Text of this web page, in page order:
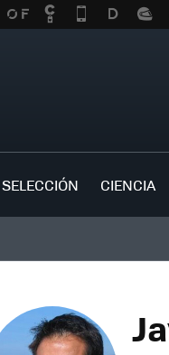
CIENCIA